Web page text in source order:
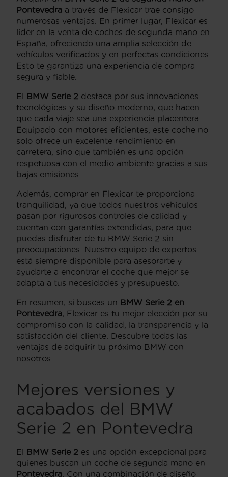
Pontevedra a través de Flexicar trae consigo
numerosas ventajas. En primer lugar, Flexicar es
líder en la venta de coches de segunda mano en
España, ofreciendo una amplia selección de
vehículos verificados y en perfectas condiciones.
Esto te garantiza una experiencia de compra
segura y fiable.
El BMW Serie 2 destaca por sus innovaciones
tecnológicas y su diseño moderno, que hacen
que cada viaje sea una experiencia placentera.
Equipado con motores eficientes, este coche no
solo ofrece un excelente rendimiento en
carretera, sino que también es una opción
respetuosa con el medio ambiente gracias a sus
bajas emisiones.
Además, comprar en Flexicar te proporciona
tranquilidad, ya que todos nuestros vehículos
pasan por rigurosos controles de calidad y
cuentan con garantías extendidas, para que
puedas disfrutar de tu BMW Serie 2 sin
preocupaciones. Nuestro equipo de expertos
está siempre disponible para asesorarte y
ayudarte a encontrar el coche que mejor se
adapta a tus necesidades y presupuesto.
En resumen, si buscas un BMW Serie 2 en
Pontevedra, Flexicar es tu mejor elección por su
compromiso con la calidad, la transparencia y la
satisfacción del cliente. Descubre todas las
ventajas de adquirir tu próximo BMW con
nosotros.
Mejores versiones y
acabados del BMW
Serie 2 en Pontevedra
El BMW Serie 2 es una opción excepcional para
quienes buscan un coche de segunda mano en
Pontevedra . Con una combinación de diseño